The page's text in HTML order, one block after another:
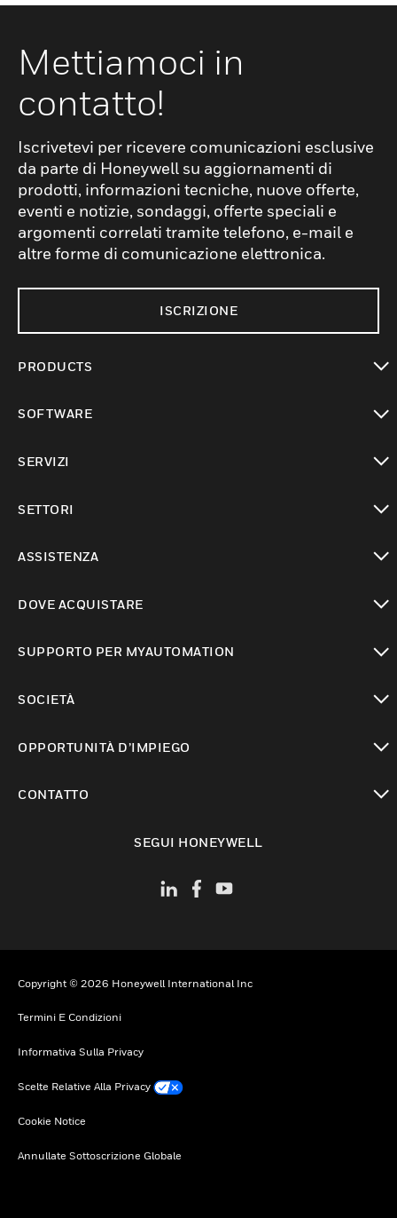
Mettiamoci in
contatto!
Iscrivetevi per ricevere comunicazioni esclusive
da parte di Honeywell su aggiornamenti di
prodotti, informazioni tecniche, nuove offerte,
eventi e notizie, sondaggi, offerte speciali e
argomenti correlati tramite telefono, e-mail e
altre forme di comunicazione elettronica.
ISCRIZIONE
PRODUCTS
SOFTWARE
SERVIZI
SETTORI
ASSISTENZA
DOVE ACQUISTARE
SUPPORTO PER MYAUTOMATION
SOCIETÀ
OPPORTUNITÀ D’IMPIEGO
CONTATTO
SEGUI HONEYWELL
Copyright © 2026 Honeywell International Inc
Termini E Condizioni
Informativa Sulla Privacy
Scelte Relative Alla Privacy
Cookie Notice
Annullate Sottoscrizione Globale